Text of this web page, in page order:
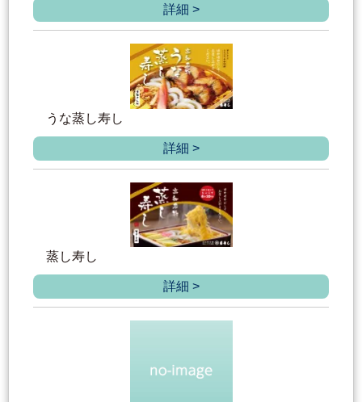
詳細 >
うな蒸し寿し
詳細 >
蒸し寿し
詳細 >